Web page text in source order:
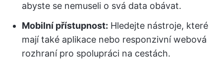
abyste se nemuseli o svá data obávat.
Mobilní přístupnost: Hledejte nástroje, které
mají také aplikace nebo responzivní webová
rozhraní pro spolupráci na cestách.